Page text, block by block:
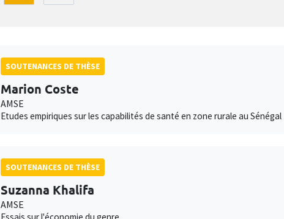
SOUTENANCES DE THÈSE
Marion Coste
AMSE
Etudes empiriques sur les capabilités de santé en zone rurale au Sénégal
SOUTENANCES DE THÈSE
Suzanna Khalifa
AMSE